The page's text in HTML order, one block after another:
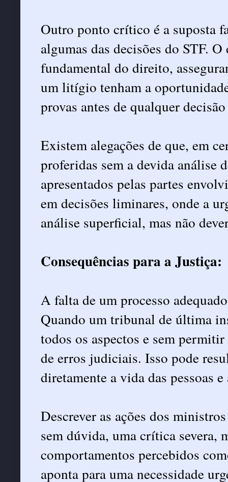
Outro ponto crítico é a suposta
algumas das decisões do STF.
fundamental do direito,
um litígio tenham a
provas antes de qualquer
Existem alegações de que, em
proferidas sem a devida análise
apresentados pelas partes
em decisões liminares, onde a
análise superficial, mas não
Consequências para a Justiça:
A falta de um processo
Quando um tribunal de última
todos os aspectos e sem
de erros judiciais. Isso pode
diretamente a vida das pessoas
Descrever as ações dos
sem dúvida, uma crítica severa,
comportamentos percebidos
aponta para uma necessidade